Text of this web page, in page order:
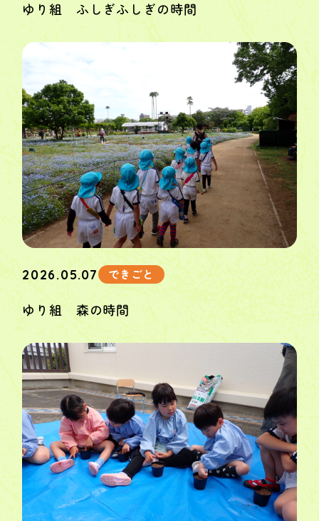
ゆり組 ふしぎふしぎの時間
2026.05.07 できごと
ゆり組 森の時間